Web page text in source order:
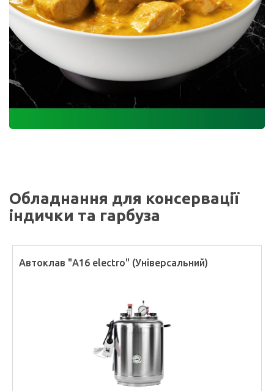
Обладнання для консервації
індички та гарбуза
Автоклав "А16 electro" (Універсальний)